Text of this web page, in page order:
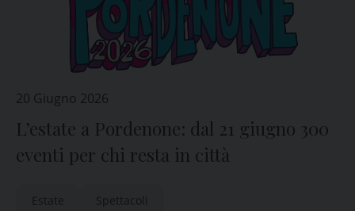
20 Giugno 2026
L’estate a Pordenone: dal 21 giugno 300
eventi per chi resta in città
Estate Spettacoli